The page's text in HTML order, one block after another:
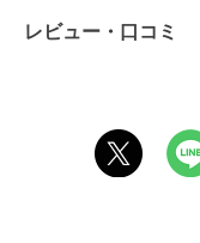
[電池BOX]ABS
※種類によって大きさが
※サイズは当店平置き実
レビュー・口コミ